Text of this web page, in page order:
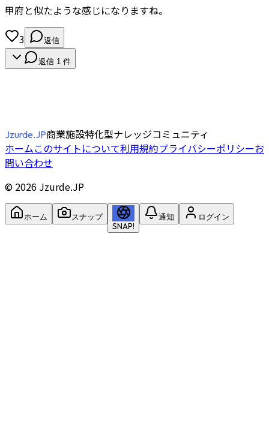
甲府と似たような感じになりますね。
3
返信
返信 1 件
Jzurde.JP商業施設特化型ナレッジコミュニティ
ホームこのサイトについて利用規約プライバシーポリシーお
問い合わせ
© 2026 Jzurde.JP
ホーム スナップ
SNAP!
通知 ログイン